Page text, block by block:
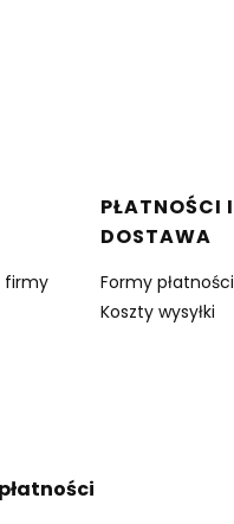
firmy
PŁATNOŚCI I
DOSTAWA
Formy płatności
Koszty wysyłki